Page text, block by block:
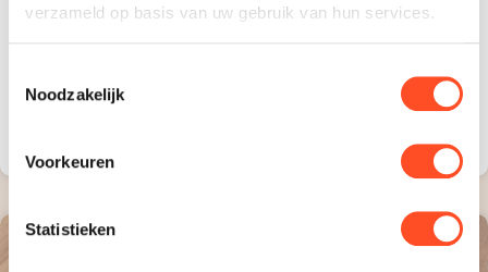
verzameld op basis van uw gebruik van hun services.
Noodzakelijk
Voorkeuren
Statistieken
voor elk tapijt?
VLOERBESCHERMING